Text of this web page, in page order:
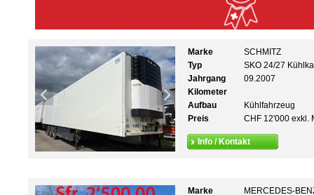
Marke
SCHMITZ
Typ
SKO 24/27
Jahrgang
09.2007
Kilometer
Aufbau
Kühlfahrzeug
Preis
CHF 12'000 exkl.
Info / Kontakt
Marke MERCEDES-